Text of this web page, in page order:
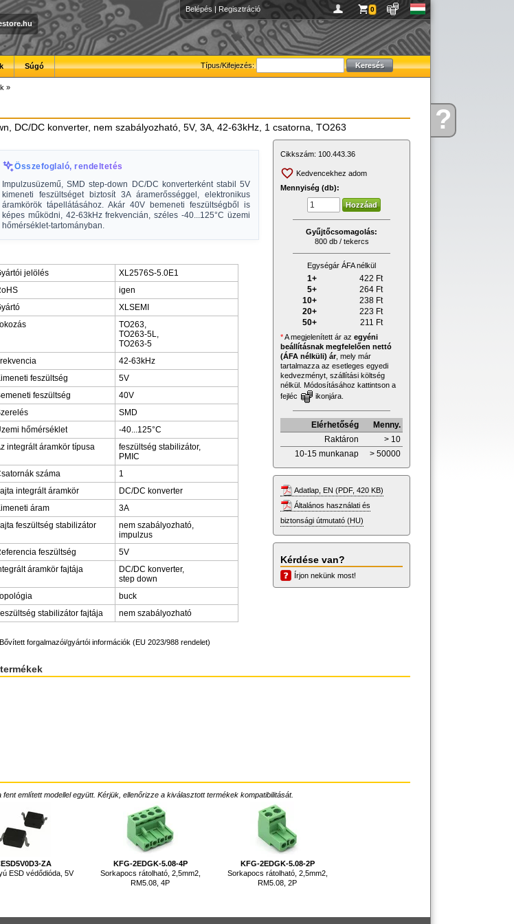
Kérdése?
Belépés | Regisztráció 0
Típus/Kifejezés:
Súgó
»
DC/DC konverter, nem szabályozható, 5V, 3A, 42-63kHz, 1 csatorna, TO263
Összefoglaló, rendeltetés
Impulzusüzemű, SMD step-down DC/DC konverterként stabil 5V
kimeneti feszültséget biztosít 3A áramerősséggel, elektronikus
áramkörök tápellátásához. Akár 40V bemeneti feszültségből is
képes működni, 42-63kHz frekvencián, széles -40...125°C üzemi
hőmérséklet-tartományban.
jelölés
XL2576S-5.0E1
igen
XLSEMI
TO263,
TO263-5L,
TO263-5
42-63kHz
feszültség
5V
feszültség
40V
SMD
hőmérséklet
-40...125°C
integrált áramkör típusa
feszültség stabilizátor,
PMIC
száma
1
integrált áramkör
DC/DC konverter
áram
3A
feszültség stabilizátor
nem szabályozható,
impulzus
feszültség
5V
áramkör fajtája
DC/DC konverter,
step down
buck
stabilizátor fajtája
nem szabályozható
Bővített forgalmazói/gyártói információk (EU 2023/988 rendelet)
Cikkszám: 100.443.36
Kedvencekhez adom
Mennyiség (db):
Gyűjtőcsomagolás:
800 db / tekercs
Egységár ÁFA nélkül
1+ 422 Ft
5+
264 Ft
10+
238 Ft
20+
223 Ft
50+
211 Ft
*A megjelenített ár az egyéni
beállításnak megfelelően nettó
(ÁFA nélküli) ár, mely már
tartalmazza az esetleges egyedi
kedvezményt, szállítási költség
nélkül. Módosításához kattintson a
fejléc
ikonjára.
Elérhetőség
Menny.
Raktáron
> 10
10-15 munkanap
> 50000
Adatlap, EN (PDF, 420 KB)
Általános használati és
biztonsági útmutató (HU)
Kérdése van?
Írjon nekünk most!
említett modellel együtt. Kérjük, ellenőrizze a kiválasztott termékek kompatibilitását.
ZA
ESD védődióda, 5V
KFG-2EDGK-5.08-4P
Sorkapocs rátolható, 2,5mm2,
RM5.08, 4P
KFG-2EDGK-5.08-2P
Sorkapocs rátolható, 2,5mm2,
RM5.08, 2P